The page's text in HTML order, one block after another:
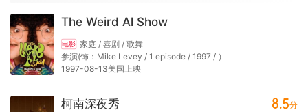
The Weird Al Show
电影 家庭 / 喜剧 / 歌舞
参演(饰：Mike Levey / 1 episode / 1997 / ）
1997-08-13美国上映
柯南深夜秀 8.5分